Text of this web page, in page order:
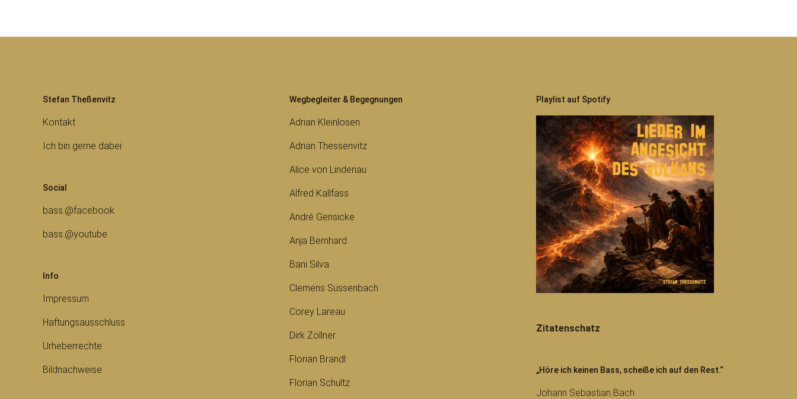
Stefan Theßenvitz
Kontakt
Ich bin gerne dabei
Social
bass.@facebook
bass.@youtube
Info
Impressum
Haftungsausschluss
Urheberrechte
Bildnachweise
Wegbegleiter & Begegnungen
Adrian Kleinlosen
Adrian Thessenvitz
Alice von Lindenau
Alfred Kallfass
André Gensicke
Anja Bernhard
Bani Silva
Clemens Süssenbach
Corey Lareau
Dirk Zöllner
Florian Brandl
Florian Schultz
Playlist auf Spotify
Zitatenschatz
„Höre ich keinen Bass, scheiße ich auf den Rest.“
Johann Sebastian Bach